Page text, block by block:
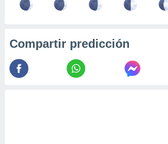
Compartir predicción